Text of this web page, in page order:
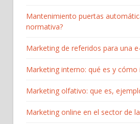
Mantenimiento puertas
normativa?
Marketing de referidos para una
Marketing interno: qué es y
Marketing olfativo: que es,
Marketing online en el sector de